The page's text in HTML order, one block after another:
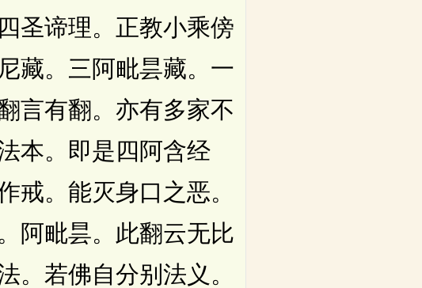
圣谛理。正教小乘傍
藏。三阿毗昙藏。一
言有翻。亦有多家不
本。即是四阿含经
戒。能灭身口之恶。
阿毗昙。此翻云无比
。若佛自分别法义。